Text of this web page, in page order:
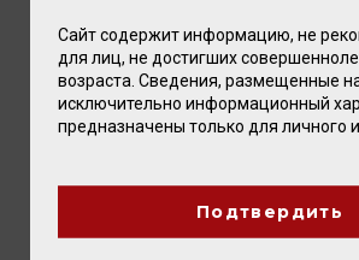
Сайт содержит информацию, не
для лиц, не достигших
возраста. Сведения, размещенные
исключительно информационный
предназначены только для личного
Подтвердить